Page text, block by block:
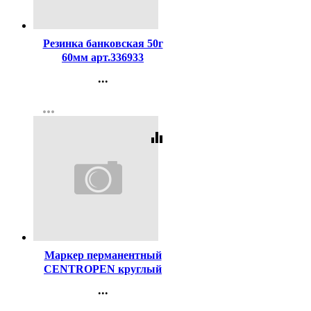
Резинка банковская 50г
60мм арт.336933
...
Регистрация
more_horiz
equalizer
Маркер перманентный
CENTROPEN круглый
...